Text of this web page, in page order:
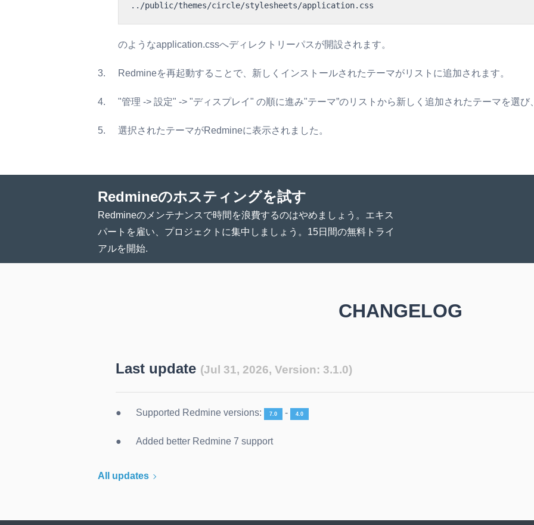
../public/themes/circle/stylesheets/application.css
のようなapplication.cssへディレクトリーパスが開設されます。
Redmineを再起動することで、新しくインストールされたテーマがリストに追加されます。
"管理 -> 設定" -> "ディスプレイ" の順に進み"テーマ”のリストから新しく追加されたテーマを選
選択されたテーマがRedmineに表示されました。
Redmineのホスティングを試す
Redmineのメンテナンスで時間を浪費するのはやめましょう。エキス
パートを雇い、プロジェクトに集中しましょう。15日間の無料トライ
アルを開始.
CHANGELOG
Last update (Jul 31, 2026, Version: 3.1.0)
Supported Redmine versions: 7.0 - 4.0
Added better Redmine 7 support
All updates